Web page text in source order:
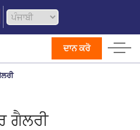
ਦਾਨ ਕਰੋ
ਗੈਲਰੀ